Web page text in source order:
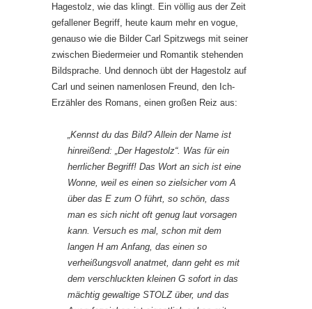
Hagestolz, wie das klingt. Ein völlig aus der Zeit
gefallener Begriff, heute kaum mehr en vogue,
genauso wie die Bilder Carl Spitzwegs mit seiner
zwischen Biedermeier und Romantik stehenden
Bildsprache. Und dennoch übt der Hagestolz auf
Carl und seinen namenlosen Freund, den Ich-
Erzähler des Romans, einen großen Reiz aus:
„Kennst du das Bild? Allein der Name ist
hinreißend: „Der Hagestolz“. Was für ein
herrlicher Begriff! Das Wort an sich ist eine
Wonne, weil es einen so zielsicher vom A
über das E zum O führt, so schön, dass
man es sich nicht oft genug laut vorsagen
kann. Versuch es mal, schon mit dem
langen H am Anfang, das einen so
verheißungsvoll anatmet, dann geht es mit
dem verschluckten kleinen G sofort in das
mächtig gewaltige STOLZ über, und das